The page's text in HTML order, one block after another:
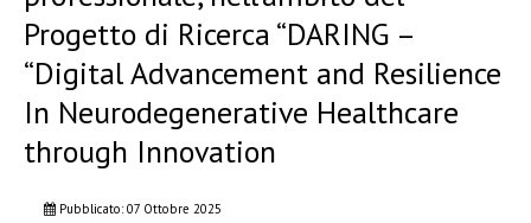
Progetto di Ricerca “DARING –
“Digital Advancement and Resilience
In Neurodegenerative Healthcare
through Innovation
Pubblicato: 07 Ottobre 2025